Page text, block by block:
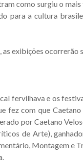
como surgiu o
para a cultura
exibições ocorrerão
fervilhava e os
fez com que
por Caetano
de Arte),
Montagem e